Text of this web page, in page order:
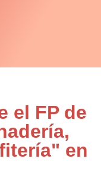
el FP de
en